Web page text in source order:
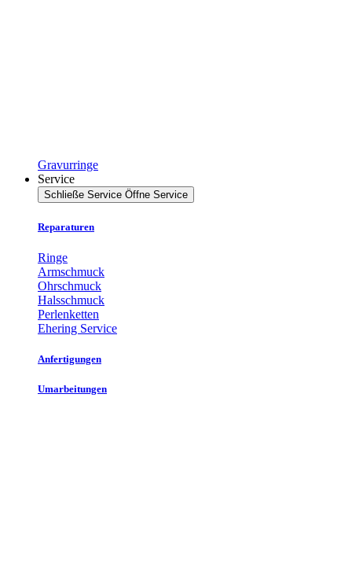
Gravurringe
Service
Schließe Service Öffne Service
Reparaturen
Ringe
Armschmuck
Ohrschmuck
Halsschmuck
Perlenketten
Ehering Service
Anfertigungen
Umarbeitungen